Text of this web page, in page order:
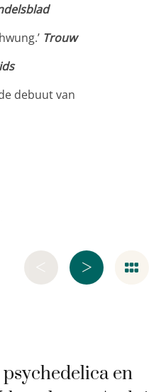
Trouw
debuut van
>
<
en